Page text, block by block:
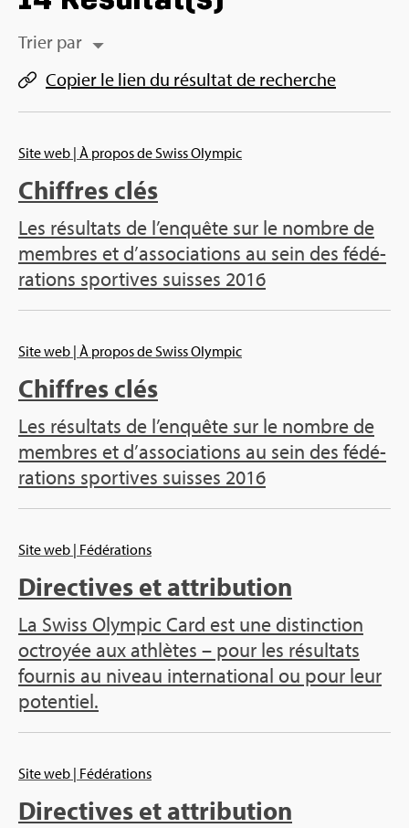
Trier par
Copier le lien du résul­tat de recherche
Site web | À pro­pos de Swiss Olym­pic
Chiffres clés
Les résul­tats de l’en­quête sur le nombre de
membres et d’as­so­cia­tions au sein des fédé­
ra­tions spor­tives suisses 2016
Site web | À pro­pos de Swiss Olym­pic
Chiffres clés
Les résul­tats de l’en­quête sur le nombre de
membres et d’as­so­cia­tions au sein des fédé­
ra­tions spor­tives suisses 2016
Site web | Fédé­ra­tions
Direc­tives et attri­bu­tion
La Swiss Olym­pic Card est une dis­tinc­tion
octroyée aux ath­lètes – pour les résul­tats
four­nis au niveau inter­na­tio­nal ou pour leur
poten­tiel.
Site web | Fédé­ra­tions
Direc­tives et attri­bu­tion